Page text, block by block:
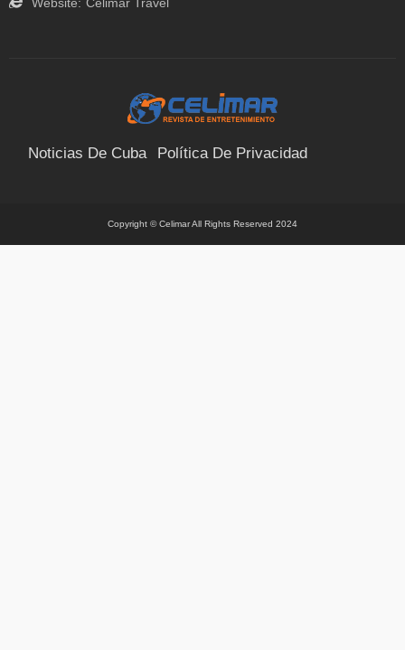
Noticias De Cuba Política De Privacidad
Copyright © Celimar All Rights Reserved 2024